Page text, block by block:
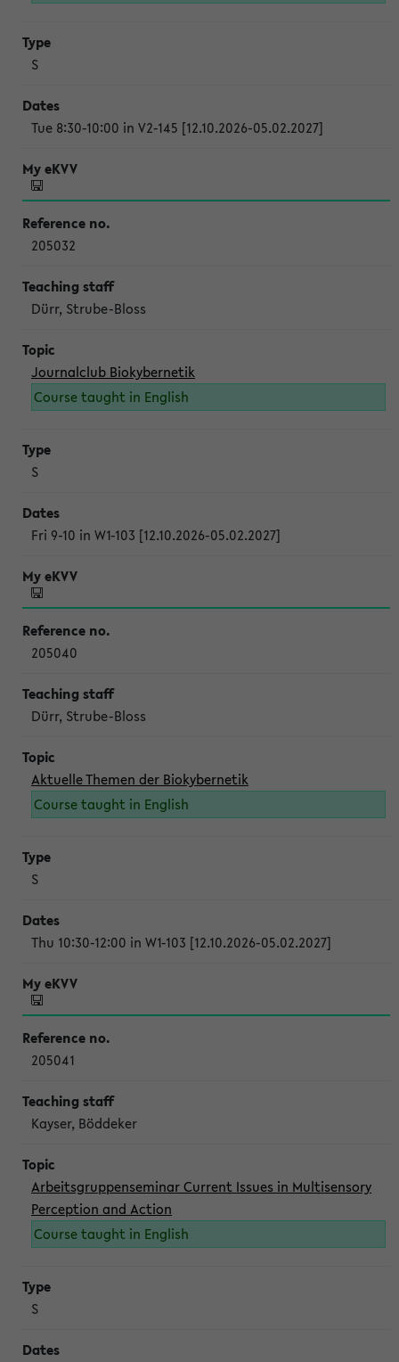
S
Tue 8:30-10:00 in V2-145 [12.10.2026-05.02.2027]
205032
Dürr, Strube-Bloss
Journalclub Biokybernetik
Course taught in English
S
Fri 9-10 in W1-103 [12.10.2026-05.02.2027]
205040
Dürr, Strube-Bloss
Aktuelle Themen der Biokybernetik
Course taught in English
S
Thu 10:30-12:00 in W1-103 [12.10.2026-05.02.2027]
205041
Kayser, Böddeker
Arbeitsgruppenseminar Current Issues in Multisensory
Perception and Action
Course taught in English
S